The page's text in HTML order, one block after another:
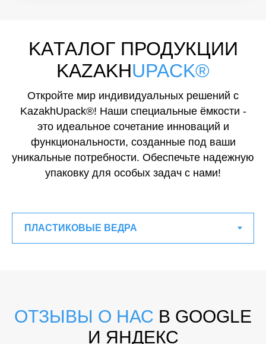
KAТАЛОГ ПРОДУКЦИИ
KAZAKHUPACK®
Откройте мир индивидуальных решений с
KazakhUpack®! Наши специальные ёмкости -
это идеальное сочетание инноваций и
функциональности, созданные под ваши
уникальные потребности. Обеспечьте надежную
упаковку для особых задач с нами!
ОТЗЫВЫ О НАС В GOOGLE
И ЯНДЕКС